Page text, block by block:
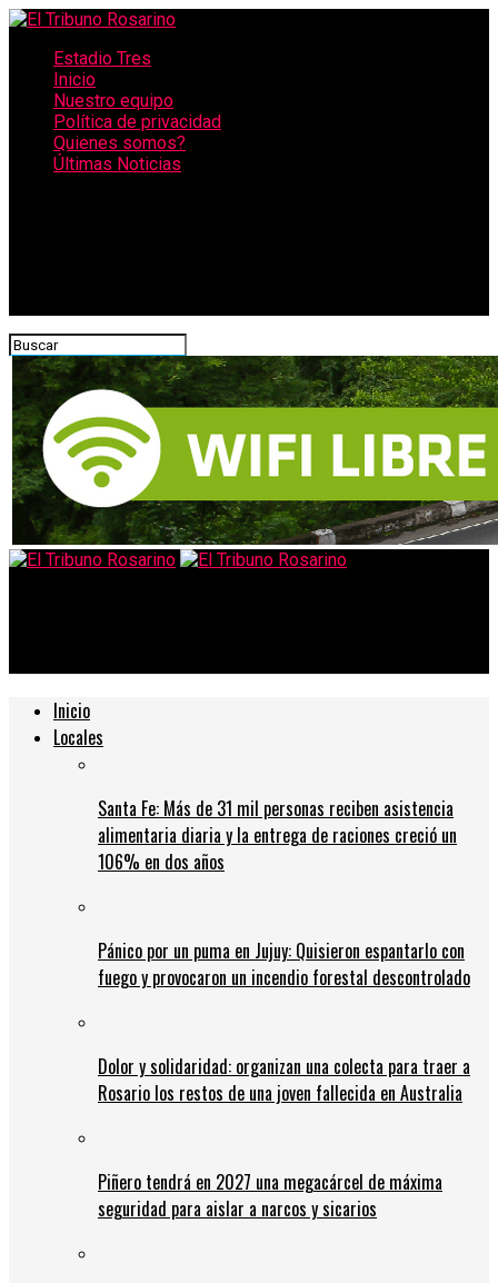
Estadio Tres
Inicio
Nuestro equipo
Política de privacidad
Quienes somos?
Últimas Noticias
Inicio
Locales
Santa Fe: Más de 31 mil personas reciben asistencia
alimentaria diaria y la entrega de raciones creció un
106% en dos años
Pánico por un puma en Jujuy: Quisieron espantarlo con
fuego y provocaron un incendio forestal descontrolado
Dolor y solidaridad: organizan una colecta para traer a
Rosario los restos de una joven fallecida en Australia
Piñero tendrá en 2027 una megacárcel de máxima
seguridad para aislar a narcos y sicarios